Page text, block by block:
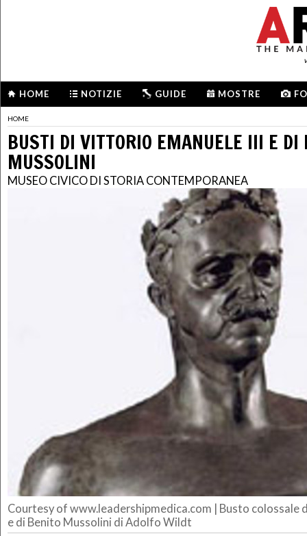
HOME NOTIZIE GUIDE MOSTRE
HOME
BUSTI DI VITTORIO EMANUELE III E DI
MUSSOLINI
MUSEO CIVICO DI STORIA CONTEMPORANEA
Courtesy of www.leadershipmedica.com | Busto colossale
e di Benito Mussolini di Adolfo Wildt